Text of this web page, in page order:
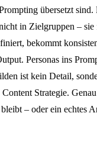
übersetzt
in Zielgruppen –
bekommt
Personas ins
ist kein Detail,
Strategie.
– oder ein echtes